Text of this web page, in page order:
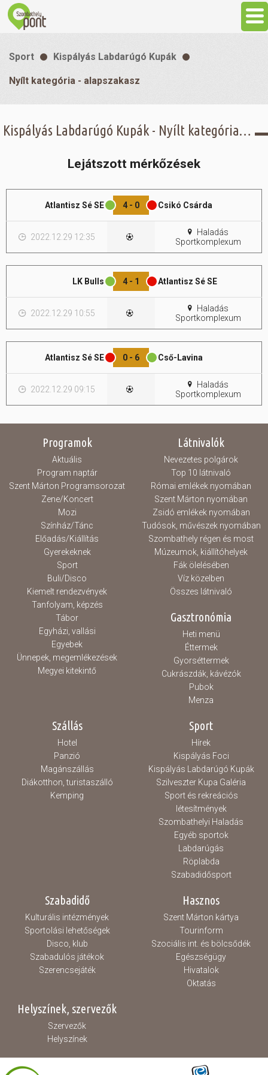
Programok
Szállás
Sport
Hasznos
Sport Kispályás Labdarúgó Kupák
Nyílt kategória - alapszakasz
Kispályás Labdarúgó Kupák - Nyílt kategória - alapszakasz -
Lejátszott mérkőzések
Atlantisz Sé SE 4 - 0 Csikó Csárda
2022.12.29 12:35
Haladás
Sportkomplexum
LK Bulls 4 - 1 Atlantisz Sé SE
2022.12.29 10:55
Haladás
Sportkomplexum
Atlantisz Sé SE 0 - 6 Cső-Lavina
2022.12.29 09:15
Haladás
Sportkomplexum
Programok
Aktuális
Program naptár
Szent Márton Programsorozat
Zene/Koncert
Mozi
Színház/Tánc
Előadás/Kiállítás
Gyerekeknek
Sport
Buli/Disco
Kiemelt rendezvények
Tanfolyam, képzés
Tábor
Egyházi, vallási
Egyebek
Ünnepek, megemlékezések
Megyei kitekintő
Látnivalók
Nevezetes polgárok
Top 10 látnivaló
Római emlékek nyomában
Szent Márton nyomában
Zsidó emlékek nyomában
Tudósok, művészek nyomában
Szombathely régen és most
Múzeumok, kiállítóhelyek
Fák ölelésében
Víz közelben
Összes látnivaló
Gasztronómia
Heti menü
Éttermek
Gyorséttermek
Cukrászdák, kávézók
Pubok
Menza
Szállás
Hotel
Panzió
Magánszállás
Diákotthon, turistaszálló
Kemping
Sport
Hírek
Kispályás Foci
Kispályás Labdarúgó Kupák
Szilveszter Kupa Galéria
Sport és rekreációs
létesítmények
Szombathelyi Haladás
Egyéb sportok
Labdarúgás
Röplabda
Szabadidősport
Szabadidő
Kulturális intézmények
Sportolási lehetőségek
Disco, klub
Szabadulós játékok
Szerencsejáték
Hasznos
Szent Márton kártya
Tourinform
Szociális int. és bölcsődék
Egészségügy
Hivatalok
Oktatás
Helyszínek, szervezők
Szervezők
Helyszínek